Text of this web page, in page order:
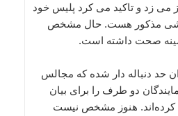
می زد و تاکید می کرد پلیس خود
مذکور هست. حال مشخص
صحت داشته است.
حد دنباله دار شده که مجالس
دو طرف را برای بیان
کرده‌اند. هنوز مشخص نیست